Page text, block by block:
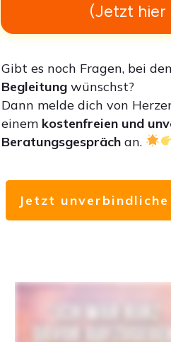
(Jetzt hier
Gibt es noch Fragen, bei
Begleitung wünschst?
Dann melde dich von
einem kostenfreien und
Beratungsgespräch an.
Jetzt